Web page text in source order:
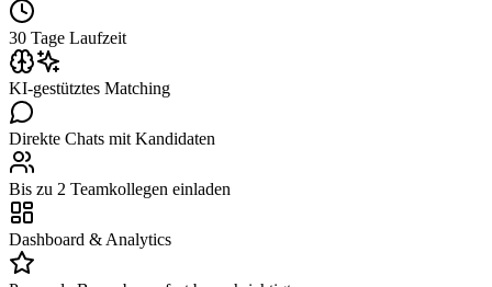
30 Tage Laufzeit
KI-gestütztes Matching
Direkte Chats mit Kandidaten
Bis zu 2 Teamkollegen einladen
Dashboard & Analytics